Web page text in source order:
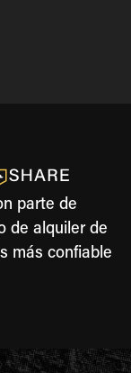
parte de
de alquiler de
más confiable